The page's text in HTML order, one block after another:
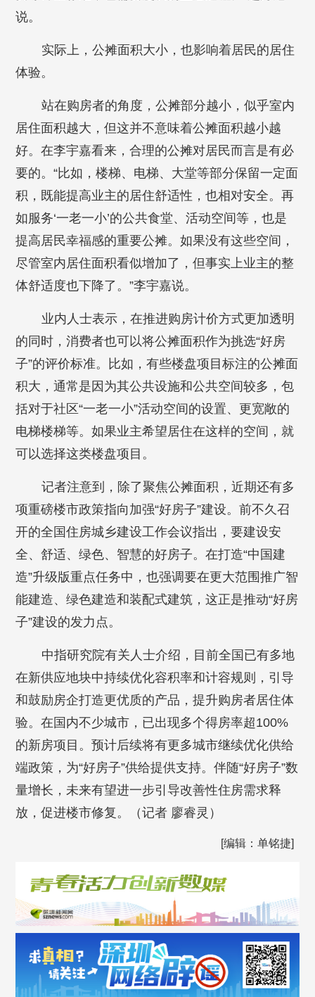
说。
实际上，公摊面积大小，也影响着居民的居住
体验。
站在购房者的角度，公摊部分越小，似乎室内
居住面积越大，但这并不意味着公摊面积越小越
好。在李宇嘉看来，合理的公摊对居民而言是有必
要的。“比如，楼梯、电梯、大堂等部分保留一定面
积，既能提高业主的居住舒适性，也相对安全。再
如服务‘一老一小’的公共食堂、活动空间等，也是
提高居民幸福感的重要公摊。如果没有这些空间，
尽管室内居住面积看似增加了，但事实上业主的整
体舒适度也下降了。”李宇嘉说。
业内人士表示，在推进购房计价方式更加透明
的同时，消费者也可以将公摊面积作为挑选“好房
子”的评价标准。比如，有些楼盘项目标注的公摊面
积大，通常是因为其公共设施和公共空间较多，包
括对于社区“一老一小”活动空间的设置、更宽敞的
电梯楼梯等。如果业主希望居住在这样的空间，就
可以选择这类楼盘项目。
记者注意到，除了聚焦公摊面积，近期还有多
项重磅楼市政策指向加强“好房子”建设。前不久召
开的全国住房城乡建设工作会议指出，要建设安
全、舒适、绿色、智慧的好房子。在打造“中国建
造”升级版重点任务中，也强调要在更大范围推广智
能建造、绿色建造和装配式建筑，这正是推动“好房
子”建设的发力点。
中指研究院有关人士介绍，目前全国已有多地
在新供应地块中持续优化容积率和计容规则，引导
和鼓励房企打造更优质的产品，提升购房者居住体
验。在国内不少城市，已出现多个得房率超100%
的新房项目。预计后续将有更多城市继续优化供给
端政策，为“好房子”供给提供支持。伴随“好房子”数
量增长，未来有望进一步引导改善性住房需求释
放，促进楼市修复。（记者 廖睿灵）
[编辑：单铭捷]